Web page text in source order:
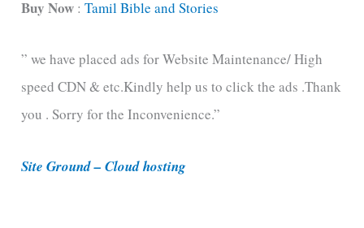
t
g
o
r
e
Buy Now :Tamil Bible and Stories
” we have placed ads for Website Maintenance/ High
speed CDN & etc.Kindly help us to click the ads .Thank
you . Sorry for the Inconvenience.”
Site Ground – Cloud hosting